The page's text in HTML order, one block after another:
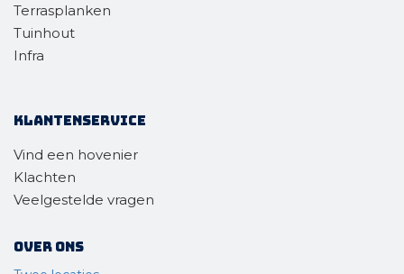
Terrasplanken
Tuinhout
Infra
Klantenservice
Vind een hovenier
Klachten
Veelgestelde vragen
Over ons